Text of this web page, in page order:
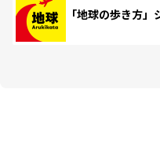
「地球の歩き方